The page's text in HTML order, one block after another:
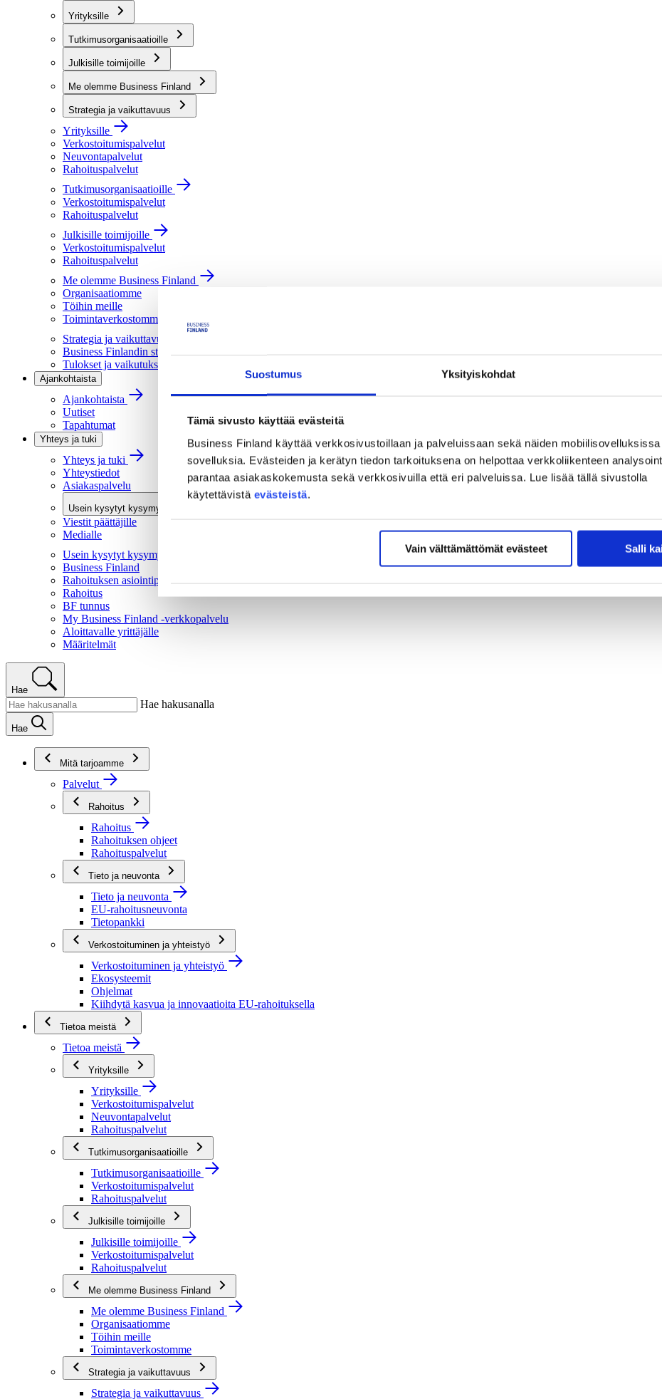
Suostumus Yksityiskohdat
Tämä sivusto käyttää evästeitä
Business Finland käyttää verkkosivustoillaan ja palveluissaan sekä näiden
sovelluksia. Evästeiden ja kerätyn tiedon tarkoituksena on helpottaa verkkoliikenteen
parantaa asiakaskokemusta sekä verkkosivuilla että eri palveluissa. Lue lisää tällä sivustolla
käytettävistä evästeistä.
Vain välttämättömät evästeet Salli
Yrityksille
Tutkimusorganisaatioille
Julkisille toimijoille
Me olemme Business Finland
Strategia ja vaikuttavuus
Yrityksille
Verkostoitumispalvelut
Neuvontapalvelut
Rahoituspalvelut
Tutkimusorganisaatioille
Verkostoitumispalvelut
Rahoituspalvelut
Julkisille toimijoille
Verkostoitumispalvelut
Rahoituspalvelut
Me olemme Business Finland
Organisaatiomme
Töihin meille
Toimintaverkostomme
Strategia ja vaikuttavuus
Business Finlandin strategia 2030
Tulokset ja vaikutukset
Ajankohtaista
Ajankohtaista
Uutiset
Tapahtumat
Yhteys ja tuki
Yhteys ja tuki
Yhteystiedot
Asiakaspalvelu
Usein kysytyt kysymykset
Viestit päättäjille
Medialle
Usein kysytyt kysymykset
Business Finland
Rahoituksen asiointipalvelu
Rahoitus
BF tunnus
My Business Finland -verkkopalvelu
Aloittavalle yrittäjälle
Määritelmät
Hae
Hae hakusanalla
Hae
Mitä tarjoamme
Palvelut
Rahoitus
Rahoitus
Rahoituksen ohjeet
Rahoituspalvelut
Tieto ja neuvonta
Tieto ja neuvonta
EU-rahoitusneuvonta
Tietopankki
Verkostoituminen ja yhteistyö
Verkostoituminen ja yhteistyö
Ekosysteemit
Ohjelmat
Kiihdytä kasvua ja innovaatioita EU-rahoituksella
Tietoa meistä
Tietoa meistä
Yrityksille
Yrityksille
Verkostoitumispalvelut
Neuvontapalvelut
Rahoituspalvelut
Tutkimusorganisaatioille
Tutkimusorganisaatioille
Verkostoitumispalvelut
Rahoituspalvelut
Julkisille toimijoille
Julkisille toimijoille
Verkostoitumispalvelut
Rahoituspalvelut
Me olemme Business Finland
Me olemme Business Finland
Organisaatiomme
Töihin meille
Toimintaverkostomme
Strategia ja vaikuttavuus
Strategia ja vaikuttavuus